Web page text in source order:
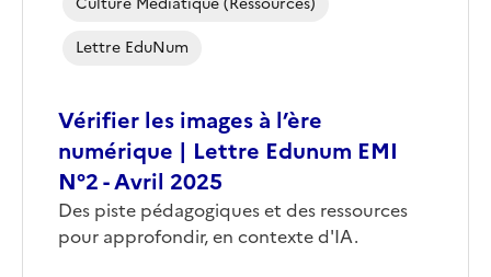
Vérifier les images à l’ère
numérique | Lettre Edunum EMI
N°2 - Avril 2025
Corps
Des piste pédagogiques et des ressources
pour approfondir, en contexte d'IA.
Lettre EduNum